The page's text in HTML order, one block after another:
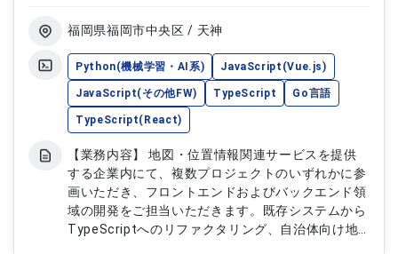
福岡県福岡市中央区 / 天神
Python(機械学習・AI系) JavaScript(Vue.js)
JavaScript(その他FW) TypeScript Go言語
TypeScript(React)
【業務内容】 地図・位置情報関連サービスを提供
する企業内にて、複数プロジェクトのいずれかに参
画いただき、フロントエンドおよびバックエンド領
域の開発をご担当いただきます。既存システムから
TypeScriptへのリファクタリング、自治体向け地